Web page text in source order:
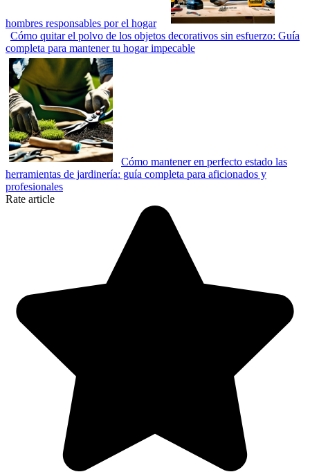
hombres responsables por el hogar
Cómo quitar el polvo de los objetos decorativos sin esfuerzo: Guía
completa para mantener tu hogar impecable
Cómo mantener en perfecto estado las
herramientas de jardinería: guía completa para aficionados y
profesionales
Rate article